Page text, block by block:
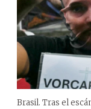
Brasil. Tras el